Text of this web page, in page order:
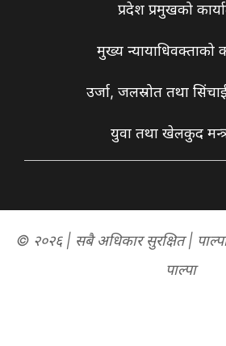
प्रदेश प्रमुखको
मुख्य न्यायाधिवक्ताको
उर्जा, जलस्रोत तथा
युवा तथा खेलकुद
© २०२६ | सबै अधिकार सुरक्षित |
पाल्पा